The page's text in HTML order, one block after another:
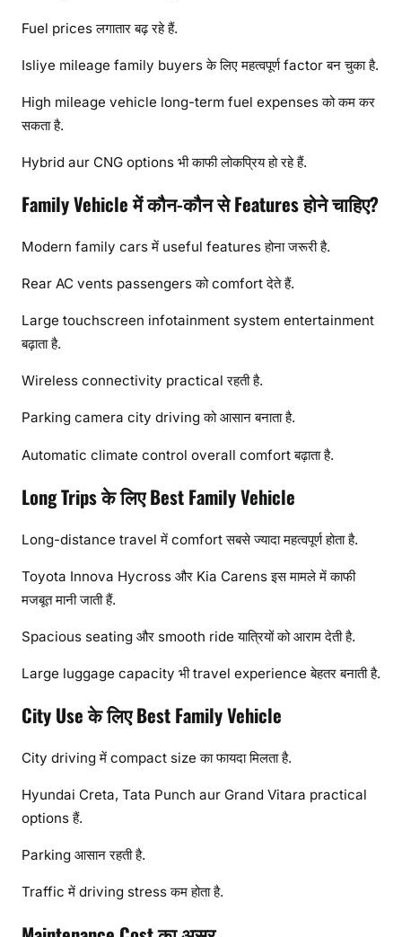
Fuel prices लगातार बढ़ रहे हैं.
Isliye mileage family buyers के लिए महत्वपूर्ण factor बन चुका है.
High mileage vehicle long-term fuel expenses को कम कर
सकता है.
Hybrid aur CNG options भी काफी लोकप्रिय हो रहे हैं.
Family Vehicle में कौन-कौन से Features होने चाहिए?
Modern family cars में useful features होना जरूरी है.
Rear AC vents passengers को comfort देते हैं.
Large touchscreen infotainment system entertainment
बढ़ाता है.
Wireless connectivity practical रहती है.
Parking camera city driving को आसान बनाता है.
Automatic climate control overall comfort बढ़ाता है.
Long Trips के लिए Best Family Vehicle
Long-distance travel में comfort सबसे ज्यादा महत्वपूर्ण होता है.
Toyota Innova Hycross और Kia Carens इस मामले में काफी
मजबूत मानी जाती हैं.
Spacious seating और smooth ride यात्रियों को आराम देती है.
Large luggage capacity भी travel experience बेहतर बनाती है.
City Use के लिए Best Family Vehicle
City driving में compact size का फायदा मिलता है.
Hyundai Creta, Tata Punch aur Grand Vitara practical
options हैं.
Parking आसान रहती है.
Traffic में driving stress कम होता है.